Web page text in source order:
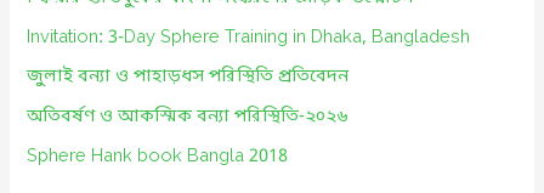
o
r
Invitation: 3-Day Sphere Training in Dhaka, Bangladesh
জুলাই বন্যা ও পাহাড়ধস পরিস্থিতি প্রতিবেদন
অতিবর্ষণ ও আকস্মিক বন্যা পরিস্থিতি-২০২৬
Sphere Hank book Bangla 2018